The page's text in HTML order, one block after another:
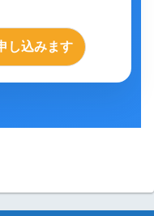
し込みます